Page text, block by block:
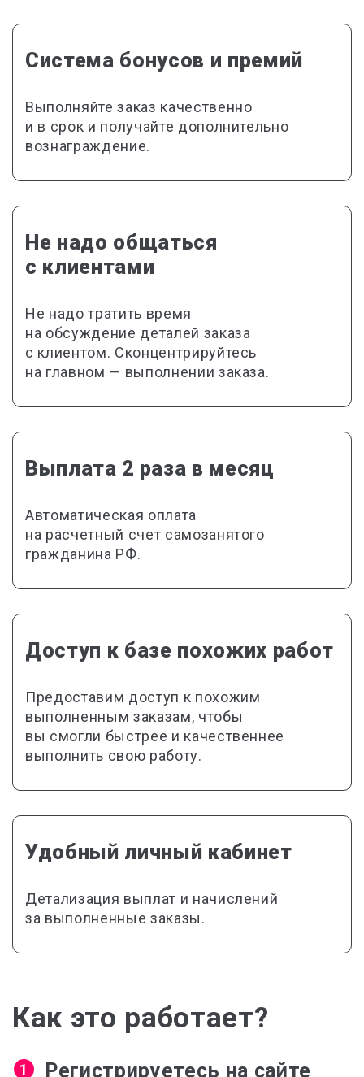
Система бонусов и премий
Выполняйте заказ качественно
и в срок и получайте дополнительно
вознаграждение.
Не надо общаться
с клиентами
Не надо тратить время
на обсуждение деталей заказа
с клиентом. Сконцентрируйтесь
на главном — выполнении заказа.
Выплата 2 раза в месяц
Автоматическая оплата
на расчетный счет самозанятого
гражданина РФ.
Доступ к базе похожих работ
Предоставим доступ к похожим
выполненным заказам, чтобы
вы смогли быстрее и качественнее
выполнить свою работу.
Удобный личный кабинет
Детализация выплат и начислений
за выполненные заказы.
Как это работает?
1 Регистрируетесь на сайте